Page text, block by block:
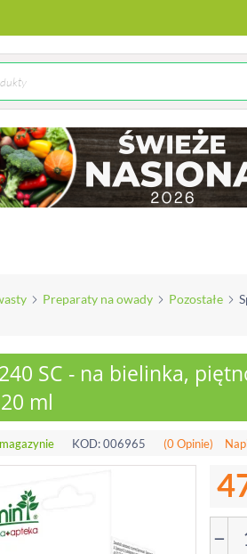
Preparaty na owady Pozostałe
SC - na bielinka,
ml
KOD:006965 (0 Opinie)
−